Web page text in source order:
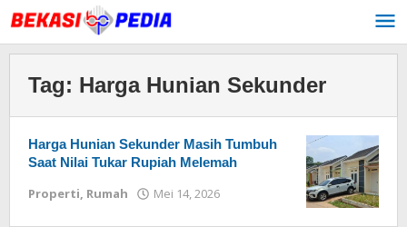
Lewati
ke
konten
Tag: Harga Hunian Sekunder
Harga Hunian Sekunder Masih Tumbuh
Saat Nilai Tukar Rupiah Melemah
Properti, Rumah Mei 14, 2026